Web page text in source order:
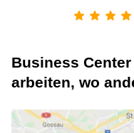
Business
arbeiten, wo